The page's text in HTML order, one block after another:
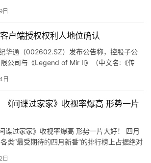
户端授权权利人地位确认
华通（002602.SZ）发布公告称，控股子公
公司与《Legend of Mir Ⅱ》（中文名:《传
日
《间谍过家家》收视率爆高 形势一片
谍过家家》收视率爆高 形势一片大好！ 四月
类“最受期待的四月新番”的排行榜上占据绝对